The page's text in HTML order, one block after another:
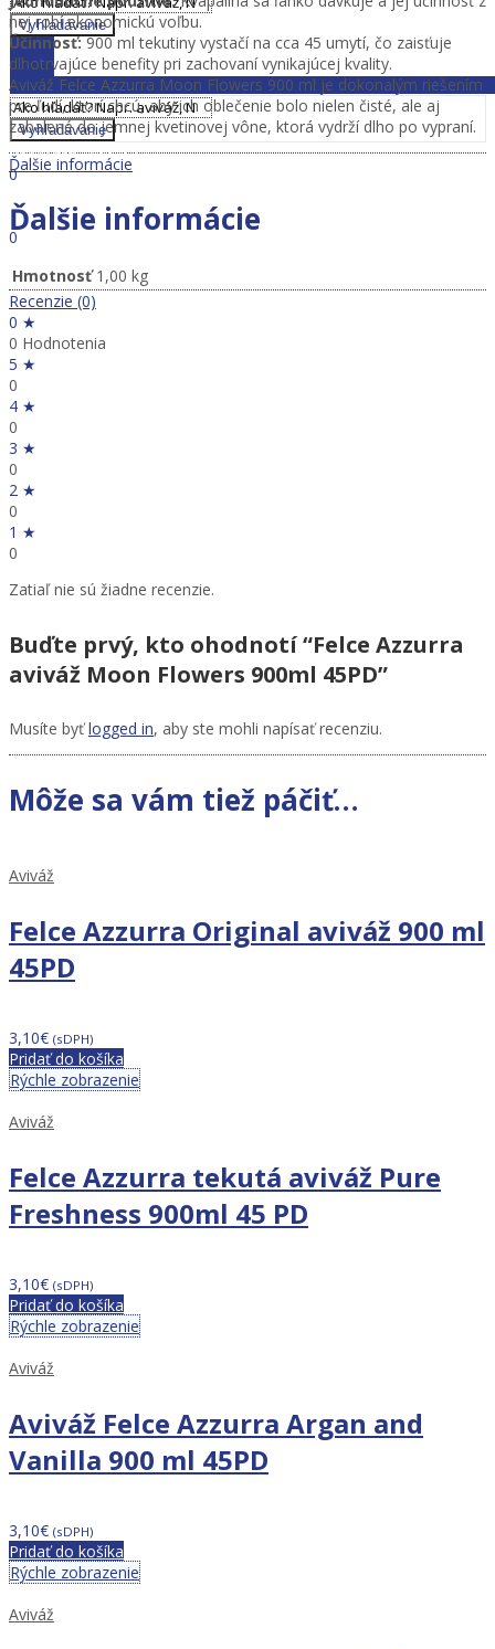
Vyhľadávanie
Zavrieť MENU
Zavrieť MENU
Vyhľadávanie
Dobrý deň, Prihlásiť sa
0
Ponuka
0
nej robí ekonomickú voľbu.
Účinnosť:900 ml tekutiny vystačí na cca 45 umytí, čo zaisťuje
dlhotrvajúce benefity pri zachovaní vynikajúcej kvality.
Aviváž Felce Azzurra Moon Flowers 900 ml je dokonalým riešením
pre ľudí, ktorí chcú, aby ich oblečenie bolo nielen čisté, ale aj
zabalené do jemnej kvetinovej vône, ktorá vydrží dlho po vypraní.
Ďalšie informácie
Ďalšie informácie
Hmotnosť 1,00 kg
Recenzie (0)
0 ★
0 Hodnotenia
5 ★
0
4 ★
0
3 ★
0
2 ★
0
1 ★
0
Zatiaľ nie sú žiadne recenzie.
Buďte prvý, kto ohodnotí “Felce Azzurra
aviváž Moon Flowers 900ml 45PD”
Musíte byťlogged in, aby ste mohli napísať recenziu.
Môže sa vám tiež páčiť…
Aviváž
Felce Azzurra Original aviváž 900 ml
45PD
3,10€ (sDPH)
Pridať do košíka
Rýchle zobrazenie
Aviváž
Felce Azzurra tekutá aviváž Pure
Freshness 900ml 45 PD
3,10€ (sDPH)
Pridať do košíka
Rýchle zobrazenie
Aviváž
Aviváž Felce Azzurra Argan and
Vanilla 900 ml 45PD
3,10€ (sDPH)
Pridať do košíka
Rýchle zobrazenie
Aviváž